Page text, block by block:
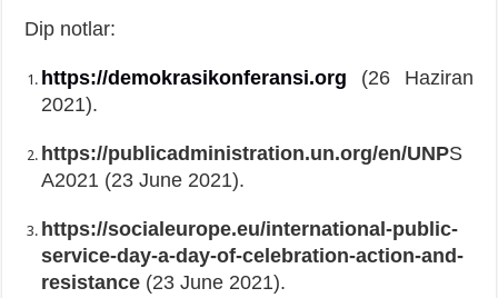
Dip notlar:
https://demokrasikonferansi.org (26 Haziran
2021).
https://publicadministration.un.org/en/UNPS
A2021 (23 June 2021).
https://socialeurope.eu/international-public-
service-day-a-day-of-celebration-action-and-
resistance (23 June 2021).